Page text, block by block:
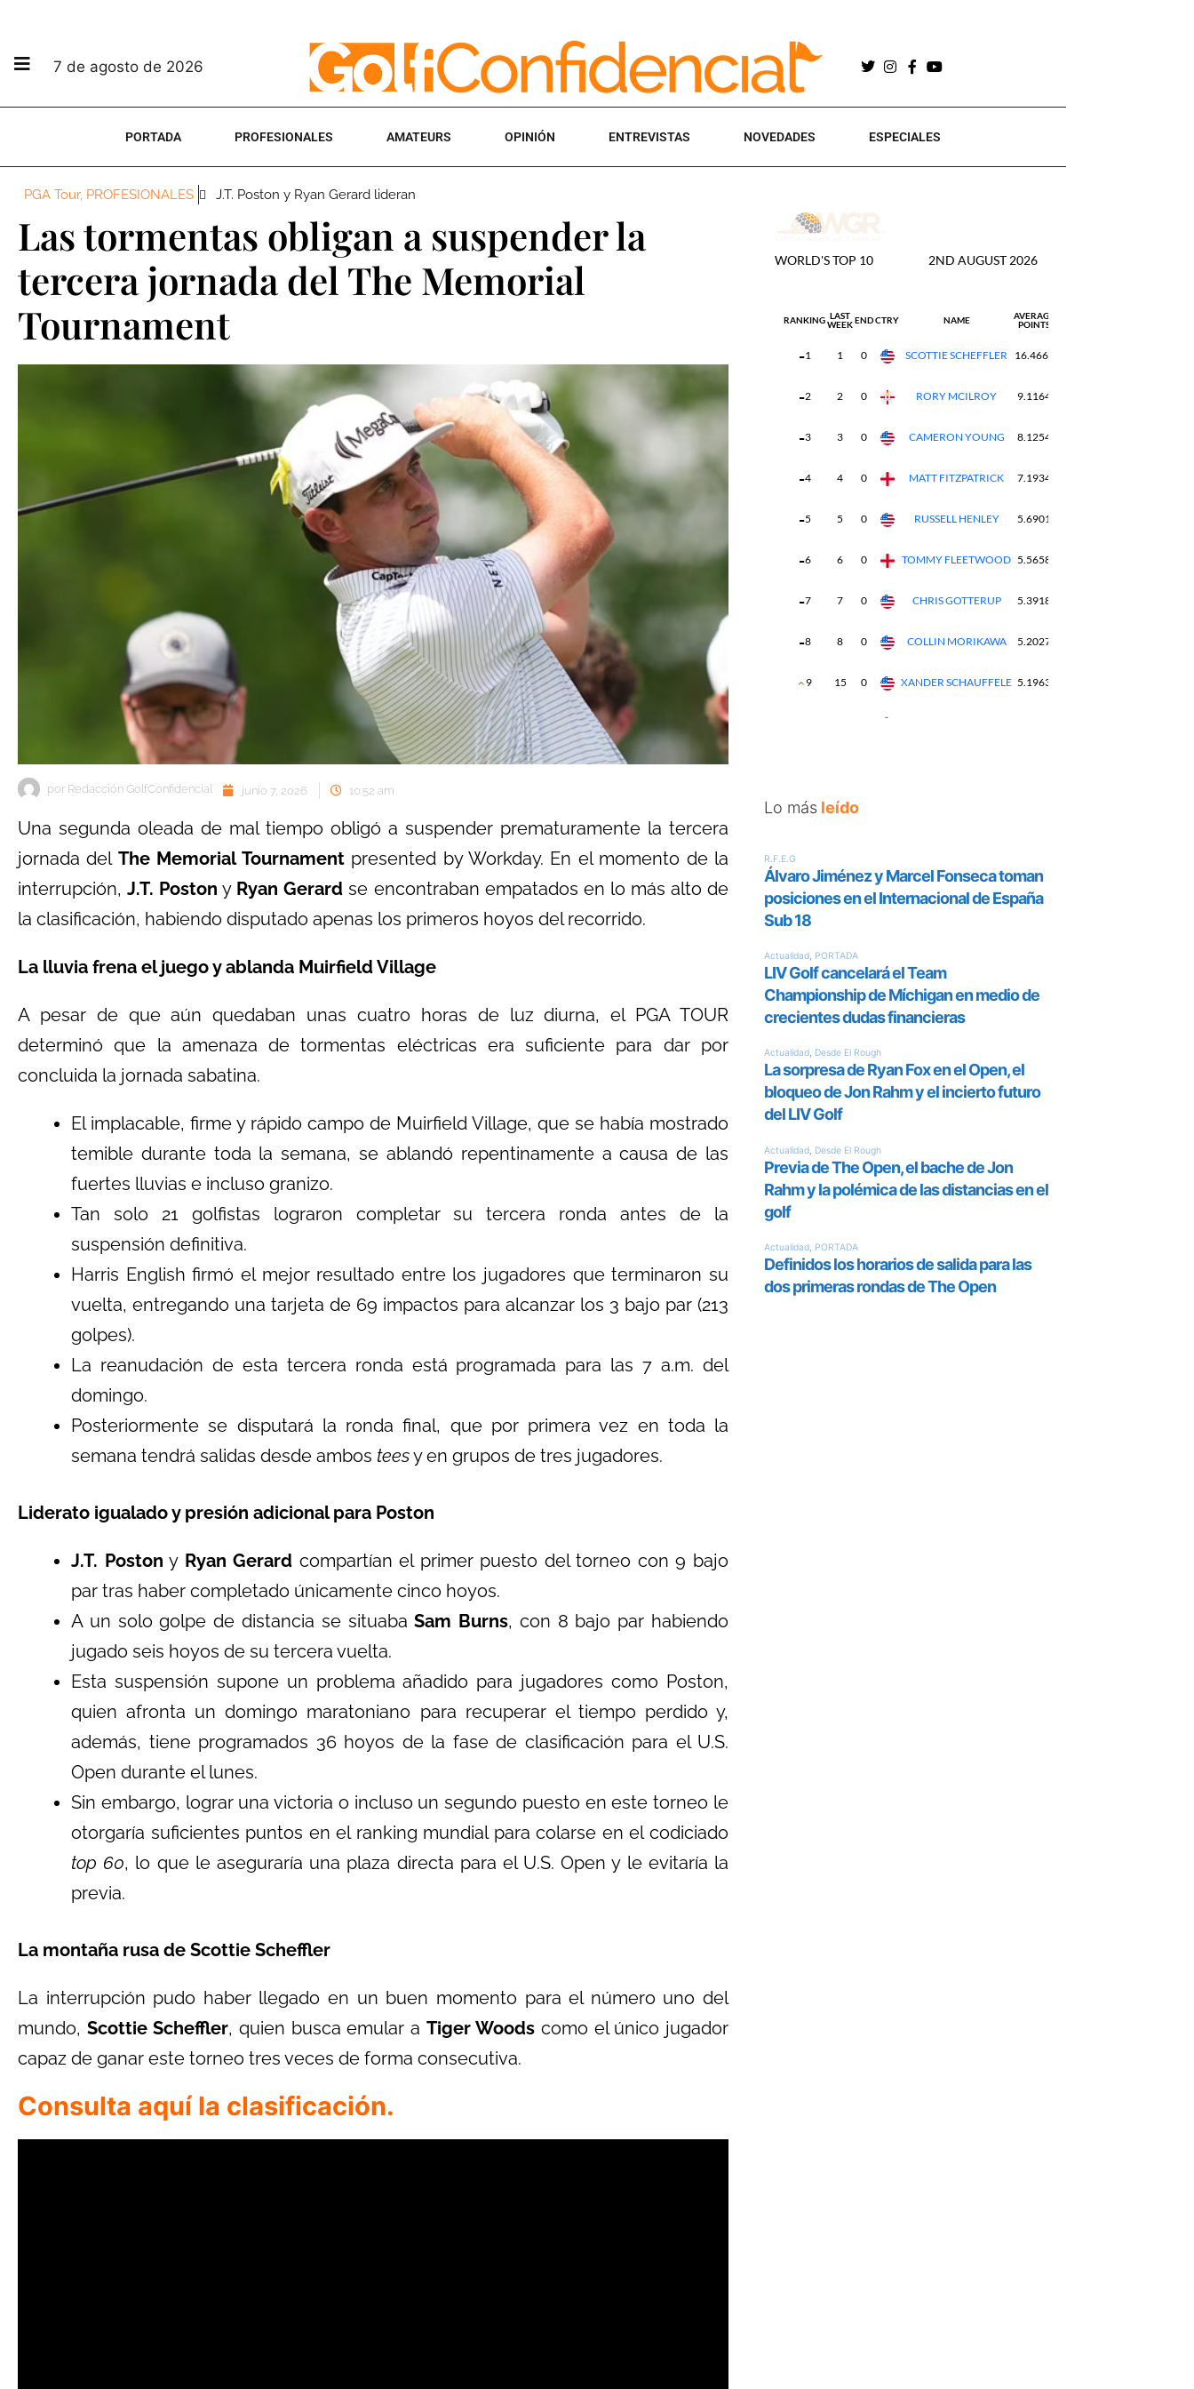
7 de agosto de 2026
PORTADA PROFESIONALES AMATEURS OPINIÓN ENTREVISTAS NOVEDADES ESPECIALES
PGA Tour, PROFESIONALES J.T. Poston y Ryan Gerard lideran
Las tormentas obligan a suspender la
tercera jornada del The Memorial
Tournament
por Redacción GolfConfidencial junio 7, 2026 10:52 am
Una segunda oleada de mal tiempo obligó a suspender prematuramente la tercera
jornada del The Memorial Tournamentpresented by Workday. En el momento de la
interrupción,J.T. Poston y Ryan Gerard se encontraban empatados en lo más alto de
la clasificación, habiendo disputado apenas los primeros hoyos del recorrido.
La lluvia frena el juego y ablanda Muirfield Village
A pesar de que aún quedaban unas cuatro horas de luz diurna, el PGA TOUR
determinó que la amenaza de tormentas eléctricas era suficiente para dar por
concluida la jornada sabatina.
El implacable, firme y rápido campo de Muirfield Village, que se había mostrado
temible durante toda la semana, se ablandó repentinamente a causa de las
fuertes lluvias e incluso granizo.
Tan solo 21 golfistas lograron completar su tercera ronda antes de la
suspensión definitiva.
Harris English firmó el mejor resultado entre los jugadores que terminaron su
vuelta, entregando una tarjeta de 69 impactos para alcanzar los 3 bajo par (213
golpes).
La reanudación de esta tercera ronda está programada para las 7 a.m. del
domingo.
Posteriormente se disputará la ronda final, que por primera vez en toda la
semana tendrá salidas desde ambos teesy en grupos de tres jugadores.
Liderato igualado y presión adicional para Poston
J.T. Poston y Ryan Gerard compartían el primer puesto del torneo con 9 bajo
par tras haber completado únicamente cinco hoyos.
A un solo golpe de distancia se situabaSam Burns, con 8 bajo par habiendo
jugado seis hoyos de su tercera vuelta.
Esta suspensión supone un problema añadido para jugadores como Poston,
quien afronta un domingo maratoniano para recuperar el tiempo perdido y,
además, tiene programados 36 hoyos de la fase de clasificación para el U.S.
Open durante el lunes.
Sin embargo, lograr una victoria o incluso un segundo puesto en este torneo le
otorgaría suficientes puntos en el ranking mundial para colarse en el codiciado
top 60, lo que le aseguraría una plaza directa para el U.S. Open y le evitaría la
previa.
La montaña rusa de Scottie Scheffler
La interrupción pudo haber llegado en un buen momento para el número uno del
mundo, Scottie Scheffler, quien busca emular a Tiger Woods como el único jugador
capaz de ganar este torneo tres veces de forma consecutiva.
Consulta aquí la clasificación.
Lo más leído